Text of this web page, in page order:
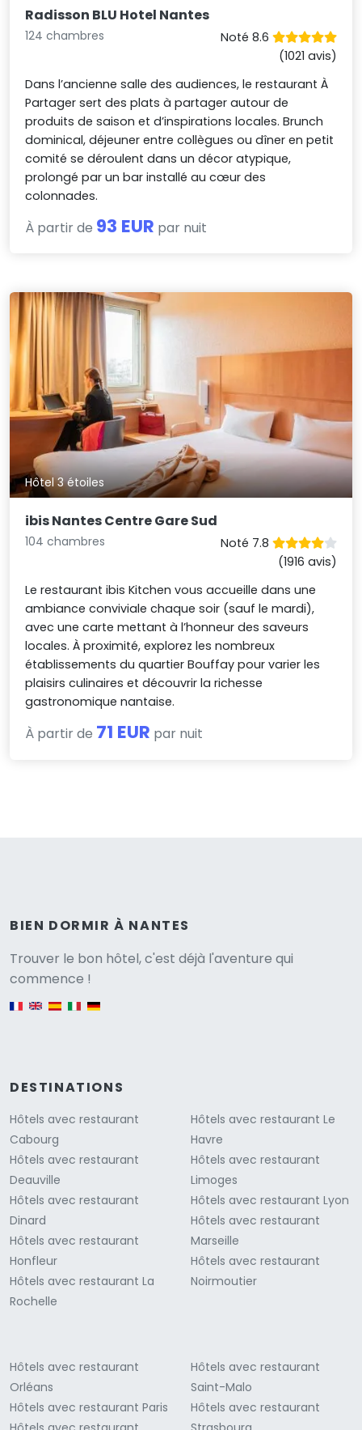
Radisson BLU Hotel Nantes
124 chambres
Noté 8.6
(1021 avis)
Dans l’ancienne salle des audiences, le restaurant À
Partager sert des plats à partager autour de
produits de saison et d’inspirations locales. Brunch
dominical, déjeuner entre collègues ou dîner en petit
comité se déroulent dans un décor atypique,
prolongé par un bar installé au cœur des
colonnades.
À partir de 93 EUR par nuit
Hôtel 3 étoiles
ibis Nantes Centre Gare Sud
104 chambres
Noté 7.8
(1916 avis)
Le restaurant ibis Kitchen vous accueille dans une
ambiance conviviale chaque soir (sauf le mardi),
avec une carte mettant à l’honneur des saveurs
locales. À proximité, explorez les nombreux
établissements du quartier Bouffay pour varier les
plaisirs culinaires et découvrir la richesse
gastronomique nantaise.
À partir de 71 EUR par nuit
BIEN DORMIR À NANTES
Trouver le bon hôtel, c'est déjà l'aventure qui
commence !
DESTINATIONS
Hôtels avec restaurant
Cabourg
Hôtels avec restaurant
Deauville
Hôtels avec restaurant
Dinard
Hôtels avec restaurant
Honfleur
Hôtels avec restaurant La
Rochelle
Hôtels avec restaurant Le
Havre
Hôtels avec restaurant
Limoges
Hôtels avec restaurant Lyon
Hôtels avec restaurant
Marseille
Hôtels avec restaurant
Noirmoutier
Hôtels avec restaurant
Orléans
Hôtels avec restaurant Paris
Hôtels avec restaurant
Saint-Malo
Hôtels avec restaurant